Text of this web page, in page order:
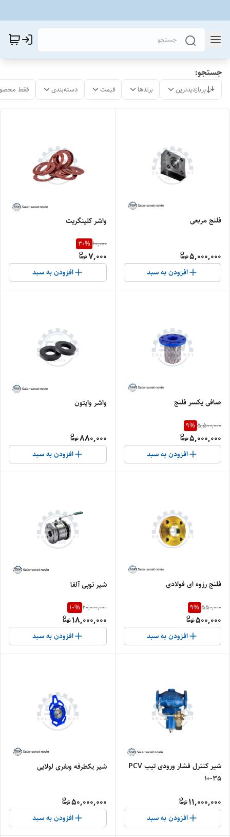
جستجو:
پربازدیدترین برندها قیمت دسته‌بندی فقط
فلنج مربعی
5,000,000
افزودن به سبد
واشر کلینگریت
10,000
30%
7,000
افزودن به سبد
صافی یکسر فلنج
5,500,000
9%
5,000,000
افزودن به سبد
واشر وایتون
880,000
افزودن به سبد
فلنج رزوه ای فولادی
550,000
9%
500,000
افزودن به سبد
شیر توپی آلفا
20,000,000
10%
18,000,000
افزودن به سبد
شیر کنترل فشار ورودی تیپ PCV
10-35
11,000,000
افزودن به سبد
شیر یکطرفه ویفری لولایی
50,000,000
افزودن به سبد